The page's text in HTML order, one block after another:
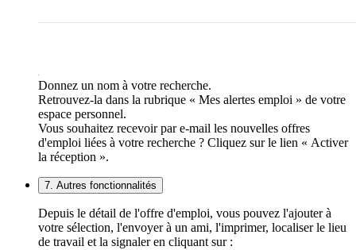
Donnez un nom à votre recherche.
Retrouvez-la dans la rubrique « Mes alertes emploi » de votre
espace personnel.
Vous souhaitez recevoir par e-mail les nouvelles offres
d'emploi liées à votre recherche ? Cliquez sur le lien « Activer
la réception ».
7. Autres fonctionnalités
Depuis le détail de l'offre d'emploi, vous pouvez l'ajouter à
votre sélection, l'envoyer à un ami, l'imprimer, localiser le lieu
de travail et la signaler en cliquant sur :